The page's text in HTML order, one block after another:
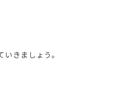
きましょう。